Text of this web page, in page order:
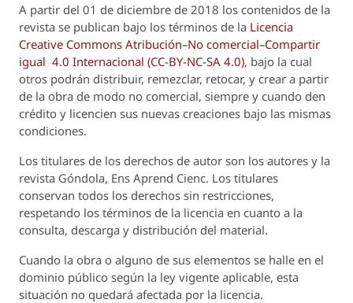
A partir del 01 de diciembre de 2018 los contenidos de la
revista se publican bajo los términos de la Licencia
Creative Commons Atribución–No comercial–Compartir
igual 4.0 Internacional (CC-BY-NC-SA 4.0), bajo la cual
otros podrán distribuir, remezclar, retocar, y crear a partir
de la obra de modo no comercial, siempre y cuando den
crédito y licencien sus nuevas creaciones bajo las mismas
condiciones.
Los titulares de los derechos de autor son los autores y la
revista Góndola, Ens Aprend Cienc. Los titulares
conservan todos los derechos sin restricciones,
respetando los términos de la licencia en cuanto a la
consulta, descarga y distribución del material.
Cuando la obra o alguno de sus elementos se halle en el
dominio público según la ley vigente aplicable, esta
situación no quedará afectada por la licencia.